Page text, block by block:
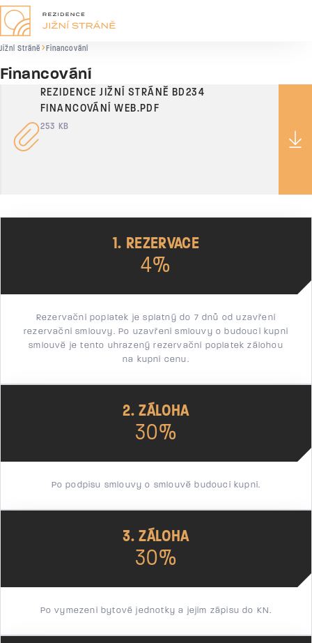
Financování
Jižní Stráně Financování
REZIDENCE JIŽNÍ STRÁNĚ BD234
FINANCOVÁNÍ WEB.PDF
253 KB
1. REZERVACE
4%
Rezervační poplatek je splatný do 7 dnů od uzavření
rezervační smlouvy. Po uzavření smlouvy o budoucí kupní
smlouvě je tento uhrazený rezervační poplatek zálohou
na kupní cenu.
2. ZÁLOHA
30%
Po podpisu smlouvy o smlouvě budoucí kupní.
3. ZÁLOHA
30%
Po vymezení bytové jednotky a jejím zápisu do KN.